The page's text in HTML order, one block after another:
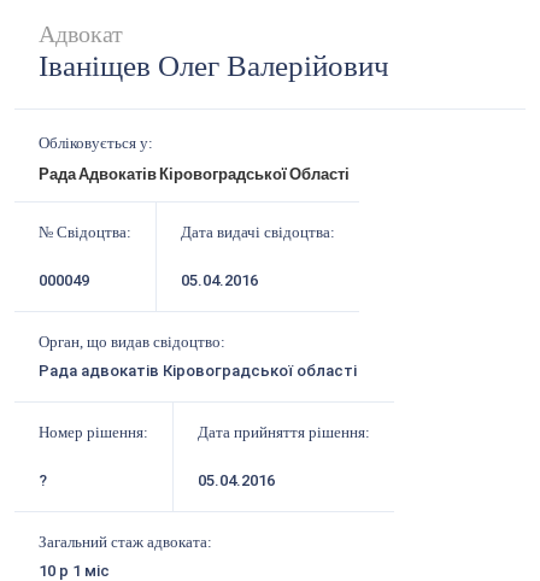
Адвокат
Іваніщев Олег Валерійович
Обліковується у:
Рада Адвокатів Кіровоградської Області
№ Свідоцтва:
000049
Дата видачі свідоцтва:
05.04.2016
Орган, що видав свідоцтво:
Рада адвокатів Кіровоградської області
Номер рішення:
?
Дата прийняття рішення:
05.04.2016
Загальний стаж адвоката:
10 р 1 міс